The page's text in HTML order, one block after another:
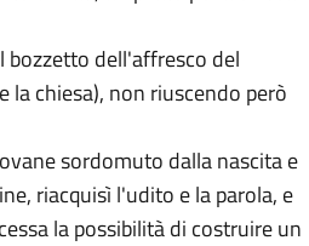
bozzetto dell'affresco del
la chiesa), non riuscendo però
sordomuto dalla nascita e
riacquisì l'udito e la parola, e
la possibilità di costruire un